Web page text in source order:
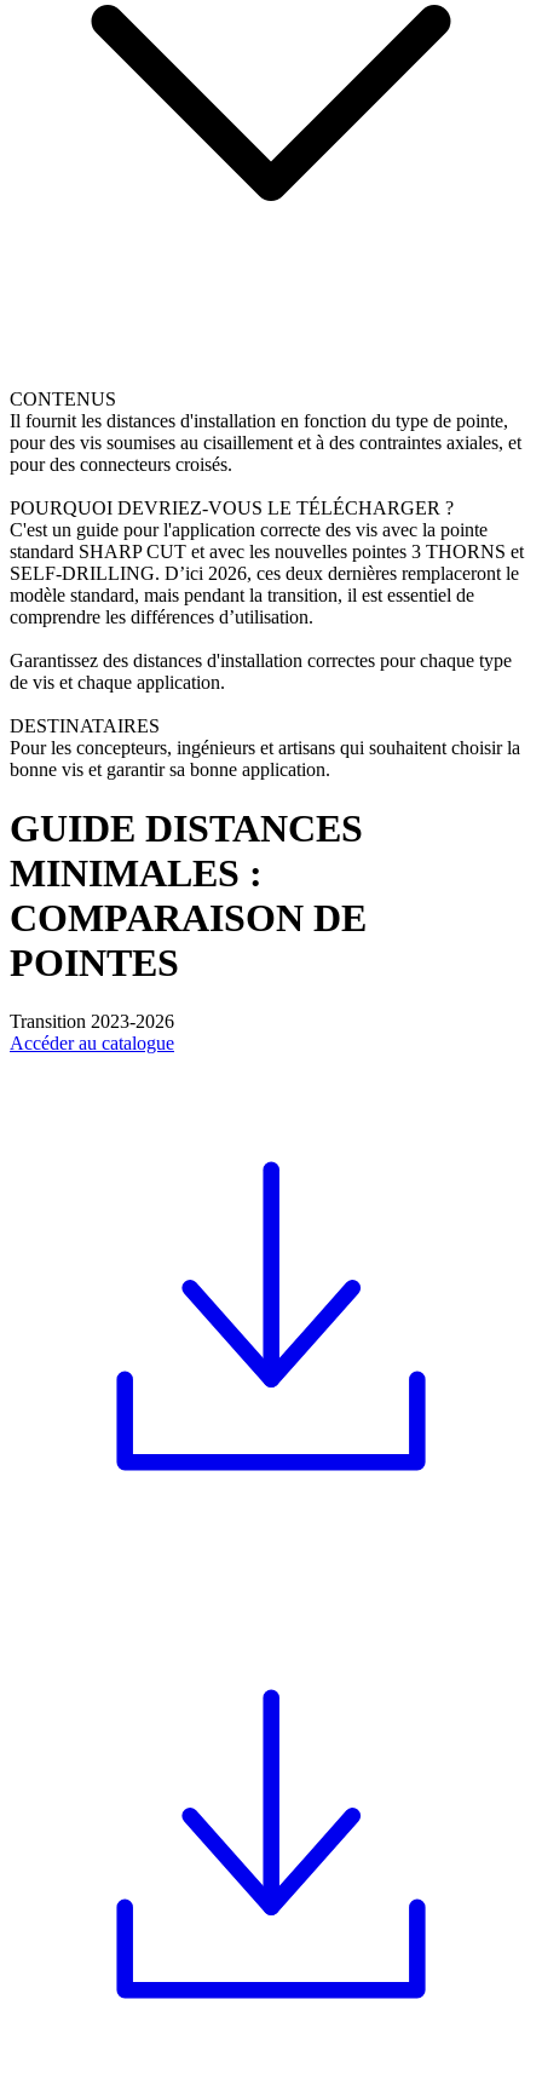
CONTENUS
Il fournit les distances d'installation en fonction du type de pointe,
pour des vis soumises au cisaillement et à des contraintes axiales, et
pour des connecteurs croisés.
POURQUOI DEVRIEZ-VOUS LE TÉLÉCHARGER ?
C'est un guide pour l'application correcte des vis avec la pointe
standard SHARP CUT et avec les nouvelles pointes 3 THORNS et
SELF-DRILLING. D’ici 2026, ces deux dernières remplaceront le
modèle standard, mais pendant la transition, il est essentiel de
comprendre les différences d’utilisation.
Garantissez des distances d'installation correctes pour chaque type
de vis et chaque application.
DESTINATAIRES
Pour les concepteurs, ingénieurs et artisans qui souhaitent choisir la
bonne vis et garantir sa bonne application.
GUIDE DISTANCES
MINIMALES :
COMPARAISON DE
POINTES
Transition 2023-2026
Accéder au catalogue